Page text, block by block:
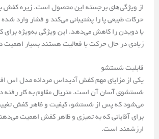
از ویژگی‌های برجسته این محصول است. زیره کفش
حرکات طبیعی پا را پشتیبانی می‌کند و فشار وارد شده
یا دویدن را کاهش می‌دهد. این ویژگی به‌ویژه برای
زیادی در حال حرکت یا فعالیت هستند بسیار اهمیت
قابلیت شستشو
شستشوی آسان آن است. متریال مقاوم به کار رفته
می‌شود که پس از شستشو، کیفیت و ظاهر کفش
برای آقایانی که به تمیزی و ظاهر کفش اهمیت
ارزشمند است.